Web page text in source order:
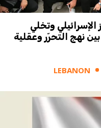
وتخلي
بين نهج التحرّر وعقلية
LEBANON